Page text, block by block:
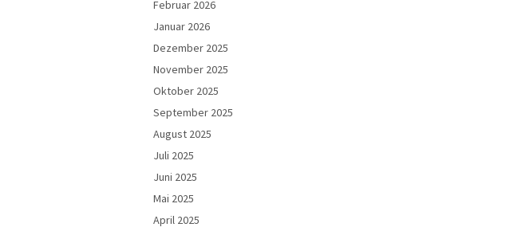
Februar 2026
Januar 2026
Dezember 2025
November 2025
Oktober 2025
September 2025
August 2025
Juli 2025
Juni 2025
Mai 2025
April 2025